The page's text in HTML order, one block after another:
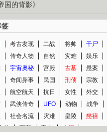
国的背影》
签
考古发现 二战 将帅
干尸
传奇人物 自然 灾难
娱乐
宇宙奥秘 宫殿 古墓
悬案
奇闻异事 民国 刑侦
宗教
航空航天 抗日 女性
外交
武侠传奇 UFO 动物
战争
社会名流 灾难 皇陵 慈禧
物 西藏 青少 大清